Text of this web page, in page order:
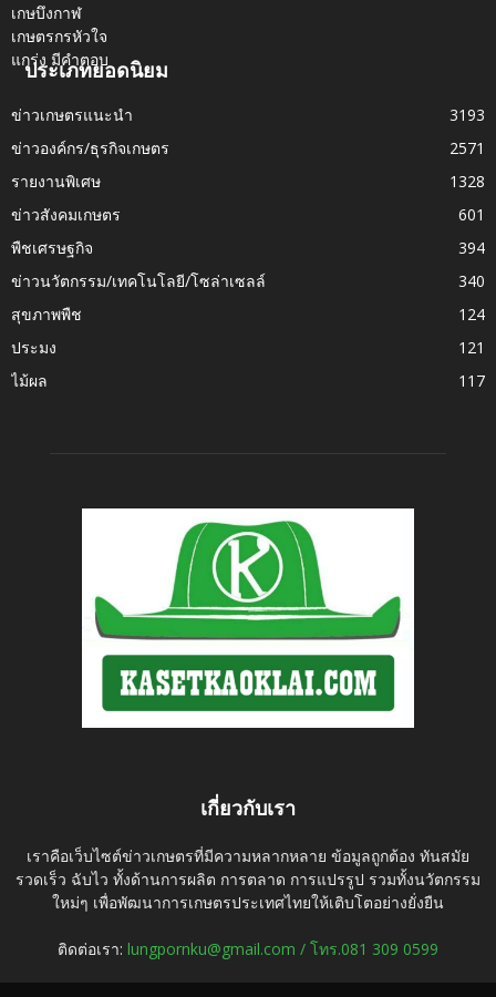
ประเภทยอดนิยม
ข่าวเกษตรแนะนำ
3193
ข่าวองค์กร/ธุรกิจเกษตร
2571
รายงานพิเศษ
1328
ข่าวสังคมเกษตร
601
พืชเศรษฐกิจ
394
ข่าวนวัตกรรม/เทคโนโลยี/โซล่าเซลล์
340
สุขภาพพืช
124
ประมง
121
ไม้ผล
117
เกี่ยวกับเรา
เราคือเว็บไซต์ข่าวเกษตรที่มีความหลากหลาย ข้อมูลถูกต้อง ทันสมัย
รวดเร็ว ฉับไว ทั้งด้านการผลิต การตลาด การแปรรูป รวมทั้งนวัตกรรม
ใหม่ๆ เพื่อพัฒนาการเกษตรประเทศไทยให้เติบโตอย่างยั่งยืน
ติดต่อเรา: lungpornku@gmail.com / โทร.081 309 0599